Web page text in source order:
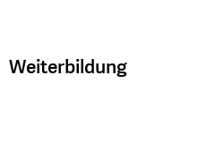
Weiterbildung